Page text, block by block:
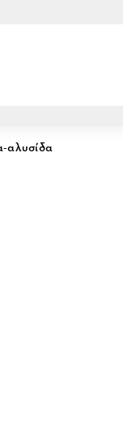
αλυσίδα